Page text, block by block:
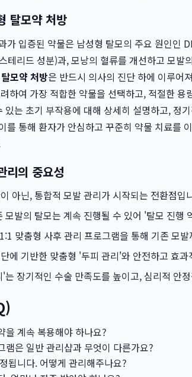
탈모약 처방
가 입증된 약물은 남성형 탈모의 주요 원인인
테리드 성분)과, 모낭의 혈류를 개선하고 모발
탈모약 처방은 반드시 의사의 진단 하에 이루어
하여 가장 적합한 약물을 선택하고, 적절한 용
있는 초기 부작용에 대해 상세히 설명하고, 정
를 통해 환자가 안심하고 꾸준히 약물 치료를
리의 중요성
아닌, 통합적 모발 관리가 시작되는 전환점입
모발의 탈모는 계속 진행될 수 있어 '탈모 진행
맞춤형 사후 관리 프로그램을 통해 기존 모
에 기반한 맞춤형 '두피 관리'와 안전하고 효
장기적인 수술 만족도를 높이고, 심리적 안
을 계속 복용해야 하나요?
램은 일반 관리샵과 무엇이 다른가요?
됩니다. 어떻게 관리해주나요?